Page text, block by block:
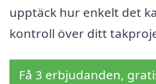
upptäck hur enkelt det
kontroll över ditt
Få 3 erbjudanden,